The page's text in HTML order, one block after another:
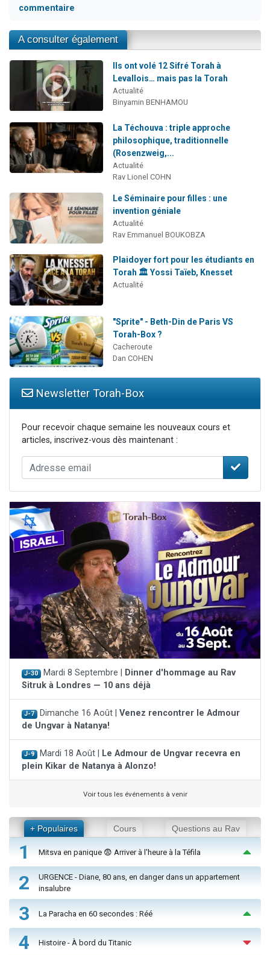
commentaire
A consulter également
Ils ont volé 12 Sifré Torah à
Levallois… mais pas la Torah
Actualité
Binyamin BENHAMOU
La Téchouva : triple approche
philosophique, traditionnelle
(Rosenzweig,...
Actualité
Rav Lionel COHN
Le Séminaire pour filles : une
invention géniale
Actualité
Rav Emmanuel BOUKOBZA
Plaidoyer fort pour les étudiants en
Torah 🏛️ Yossi Taïeb, Knesset
Actualité
"Sprite" - Beth-Din de Paris VS
Torah-Box ?
Cacheroute
Dan COHEN
Newsletter Torah-Box
Pour recevoir chaque semaine les nouveaux cours et
articles, inscrivez-vous dès maintenant :
J-30 Mardi 8 Septembre |
Dinner d'hommage au Rav
Sitruk à Londres — 10 ans déjà
J-7 Dimanche 16 Août | Venez rencontrer le Admour
de Ungvar à Natanya!
J-9 Mardi 18 Août |
Le Admour de Ungvar recevra en
plein Kikar de Natanya à Alonzo!
Voir tous les événements à venir
+ Populaires Cours Questions au Rav
1 Mitsva en panique 😨 Arriver à l'heure à la Téfila
2
URGENCE - Diane, 80 ans, en danger dans un appartement
insalubre
3 La Paracha en 60 secondes : Réé
4 Histoire - À bord du Titanic